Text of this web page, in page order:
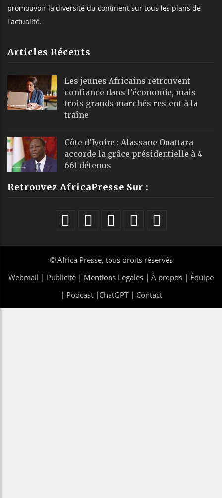
promouvoir la diversité du continent sur tous les plans de
l'actualité.
Articles Récents
Les jeunes Africains retrouvent
confiance dans l’économie, mais
trois grands marchés restent à la
traîne
Côte d’Ivoire : Alassane Ouattara
accorde la grâce présidentielle à 4
661 détenus
Retrouvez AfricaPresse Sur :
© Africa Presse, tous droits réservés
Webmail | Publicité | Mentions Legales | À propos | Équipe
| Podcast| ChatGPT| Contact